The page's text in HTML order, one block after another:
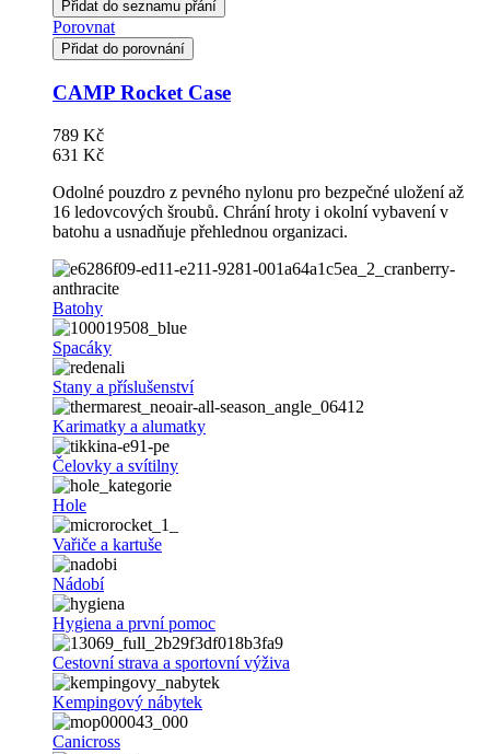
Přidat do seznamu přání
Porovnat
Přidat do porovnání
CAMP Rocket Case
789 Kč
631 Kč
Odolné pouzdro z pevného nylonu pro bezpečné uložení až
16 ledovcových šroubů. Chrání hroty i okolní vybavení v
batohu a usnadňuje přehlednou organizaci.
Batohy
Spacáky
Stany a příslušenství
Karimatky a alumatky
Čelovky a svítilny
Hole
Vařiče a kartuše
Nádobí
Hygiena a první pomoc
Cestovní strava a sportovní výživa
Kempingový nábytek
Canicross